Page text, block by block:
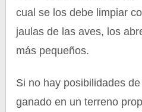
cual se los debe limpiar
jaulas de las aves, los
más pequeños.
Si no hay posibilidades
ganado en un terreno